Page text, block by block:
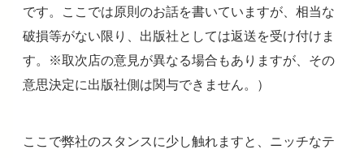
です。ここでは原則のお話を書いていますが、相当な
破損等がない限り、出版社としては返送を受け付けま
す。※取次店の意見が異なる場合もありますが、その
意思決定に出版社側は関与できません。）
ここで弊社のスタンスに少し触れますと、ニッチなテ